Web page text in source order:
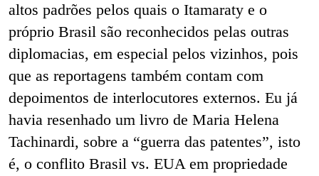
altos padrões pelos quais o Itamaraty e o
próprio Brasil são reconhecidos pelas outras
diplomacias, em especial pelos vizinhos, pois
que as reportagens também contam com
depoimentos de interlocutores externos. Eu já
havia resenhado um livro de Maria Helena
Tachinardi, sobre a “guerra das patentes”, isto
é, o conflito Brasil vs. EUA em propriedade